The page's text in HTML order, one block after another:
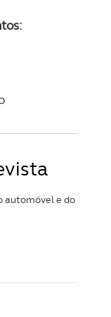
automóvel e do